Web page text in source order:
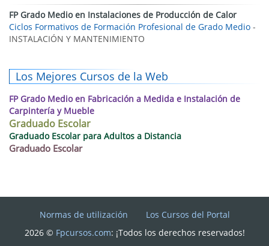
FP Grado Medio en Instalaciones de Producción de Calor
Ciclos Formativos de Formación Profesional de Grado Medio -
INSTALACIÓN Y MANTENIMIENTO
Los Mejores Cursos de la Web
FP Grado Medio en Fabricación a Medida e Instalación de
Carpintería y Mueble
Graduado Escolar
Graduado Escolar para Adultos a Distancia
Graduado Escolar
Normas de utilización
Los Cursos del Portal
2026 © Fpcursos.com: ¡Todos los derechos reservados!